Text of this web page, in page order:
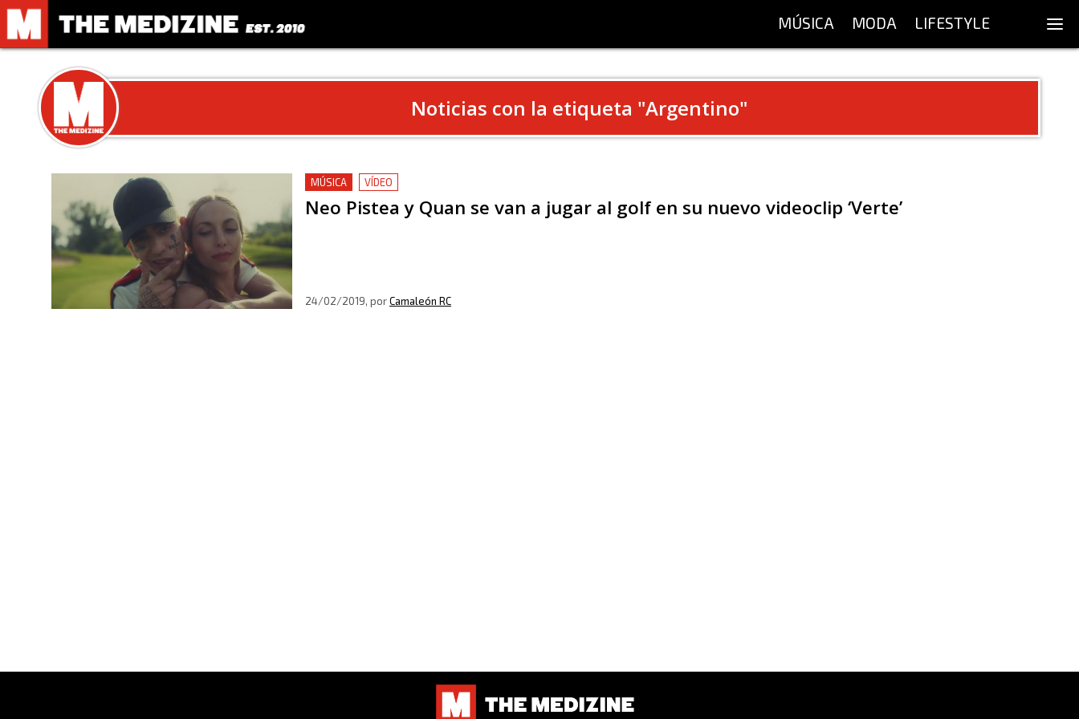
MÚSICA MODA LIFESTYLE
Noticias con la etiqueta "Argentino"
MÚSICA VÍDEO
Neo Pistea y Quan se van a jugar al golf en su nuevo videoclip ‘Verte’
24/02/2019, porCamaleón RC